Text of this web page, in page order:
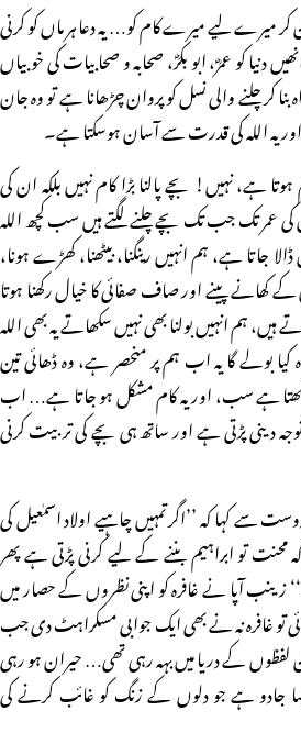
میرے لیے میرے کام کو… یہ دعا ہر ماں کو کرنی
دنیا کو عمرؓ، ابو بکرؓ، صحابہ و صحابیات کی خوبیاں
کر چلنے والی نسل کو پروان چڑھانا ہے تو وہ جان
یہ اللہ کی قدرت سے آسان ہوسکتا ہے۔
ہوتا ہے، نہیں! بچے پالنا بڑا کام نہیں بلکہ ان کی
عمر تک جب تک بچے چلنے لگتے ہیں سب کچھ اللہ
ہے، ہم انہیں رینگنا، بیٹھنا، کھڑے ہونا،
کھانے پینے اور صاف صفائی کا خیال رکھنا ہوتا
ہم انہیں بولنا بھی نہیں سکھاتے یہ بھی اللہ
گا یہ اب ہم پر منحصر ہے، وہ ڈھائی تین
ہے سب، اور یہ کام مشکل ہو جاتا ہے… اب
دینی پڑتی ہے اور ساتھ ہی بچے کی تربیت کرنی
سے کہا کہ ’’اگر تمہیں چاہیے اولاد اسمٰعیل کی
محنت تو ابراہیم بننے کے لیے کرنی پڑتی ہے پھر
زینب آپا نے غافرہ کو اپنی نظروں کے حصار میں
تو غافرہ نہ نے بھی ایک جوابی مسکراہٹ دی جب
لفظوں کے دریا میں بہہ رہی تھی… حیران ہو رہی
جادو ہے جو دلوں کے زنگ کو غائب کرنے کی